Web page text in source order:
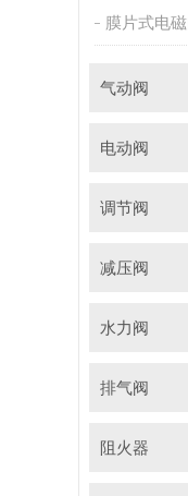
膜片式电
气动阀
电动阀
调节阀
减压阀
水力阀
排气阀
阻火器